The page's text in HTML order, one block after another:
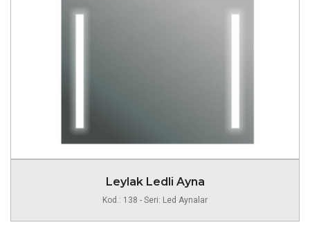
Leylak Ledli Ayna
Kod.: 138 - Seri: Led Aynalar